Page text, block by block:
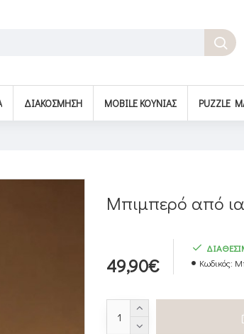
ΔΙΑΚΌΣΜΗΣΗ MOBILE ΚΟΎΝΙΑΣ PUZZLE
Μπιμπερό από
49,90€
Κωδικός: